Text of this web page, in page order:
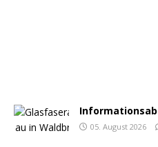
05. August 2026